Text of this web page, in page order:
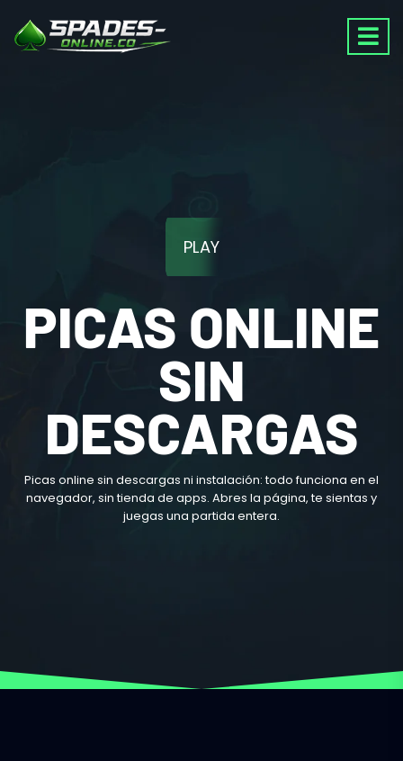
PLAY
PICAS ONLINE
SIN
DESCARGAS
Picas online sin descargas ni instalación: todo funciona en el
navegador, sin tienda de apps. Abres la página, te sientas y
juegas una partida entera.